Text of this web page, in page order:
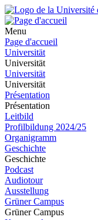
Menu
Page d'accueil
Universität
Universität
Universität
Universität
Présentation
Présentation
Leitbild
Profilbildung 2024/25
Organigramm
Geschichte
Geschichte
Podcast
Audiotour
Ausstellung
Grüner Campus
Grüner Campus